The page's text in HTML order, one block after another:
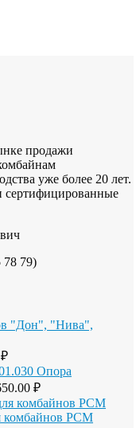
продажи
уже более 20 лет.
сертифицированные
78 79)
₽
Опора
₽
комбайнов РСМ